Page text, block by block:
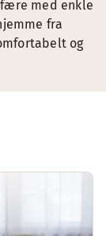
med enkle
fra
og